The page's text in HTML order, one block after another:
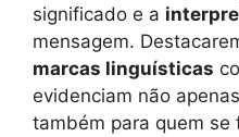
significado e a
mensagem.
marcas linguísticas
evidenciam não
também para quem se